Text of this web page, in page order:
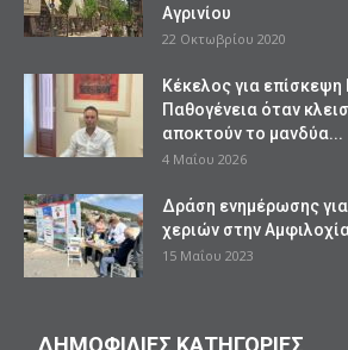
Αγρινίου
22 Οκτωβρίου 2020
Κέκελος για
Παθογένεια όταν
αποκτούν το μανδύα...
4 Μαΐου 2026
Δράση ενημέρωσης για
χεριών στην
15 Μαΐου 2023
ΔΗΜΟΦΙΛΙΕΣ ΚΑΤΗΓΟΡΙΕΣ